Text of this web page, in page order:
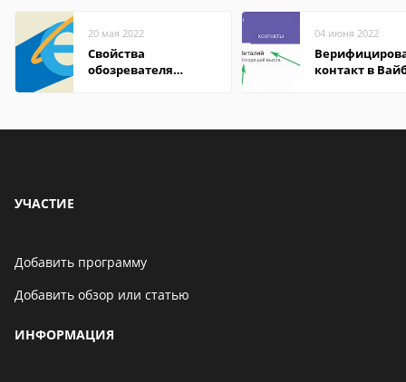
20 мая 2022
Свойства
обозревателя
04 июня 2022
контакт в
УЧАСТИЕ
Добавить программу
Добавить обзор или статью
ИНФОРМАЦИЯ